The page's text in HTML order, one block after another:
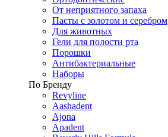
От неприятного запаха
Пасты с золотом и серебром
Для животных
Гели для полости рта
Порошки
Антибактериальные
Наборы
По Бренду
Revyline
Aashadent
Ajona
Apadent